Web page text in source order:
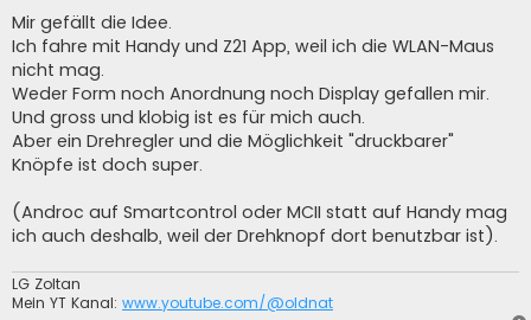
i
t
r
a
g
Mir gefällt die Idee.
Ich fahre mit Handy und Z21 App, weil ich die WLAN-Maus
nicht mag.
Weder Form noch Anordnung noch Display gefallen mir.
Und gross und klobig ist es für mich auch.
Aber ein Drehregler und die Möglichkeit "druckbarer"
Knöpfe ist doch super.
(Androc auf Smartcontrol oder MCII statt auf Handy mag
ich auch deshalb, weil der Drehknopf dort benutzbar ist).
LG Zoltan
Mein YT Kanal: www.youtube.com/@oldnat